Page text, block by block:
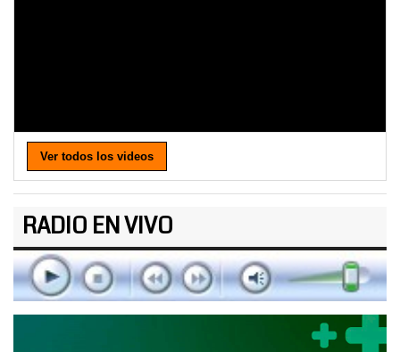
Ver todos los videos
RADIO EN VIVO